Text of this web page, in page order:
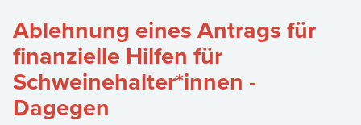
Ablehnung eines Antrags für
finanzielle Hilfen für
Schweinehalter*innen -
Dagegen